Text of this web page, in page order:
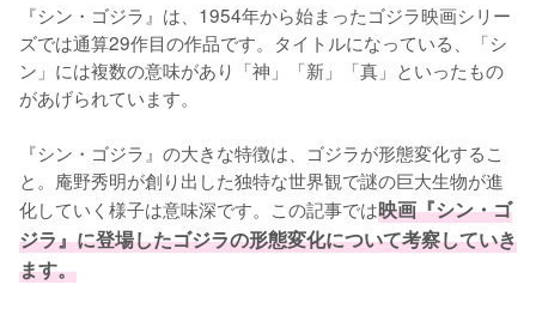
『シン・ゴジラ』は、1954年から始まったゴジラ映画シリー
ズでは通算29作目の作品です。タイトルになっている、「シ
ン」には複数の意味があり「神」「新」「真」といったもの
があげられています。
『シン・ゴジラ』の大きな特徴は、ゴジラが形態変化するこ
と。庵野秀明が創り出した独特な世界観で謎の巨大生物が進
化していく様子は意味深です。この記事では映画『シン・ゴ
ジラ』に登場したゴジラの形態変化について考察していき
ます。